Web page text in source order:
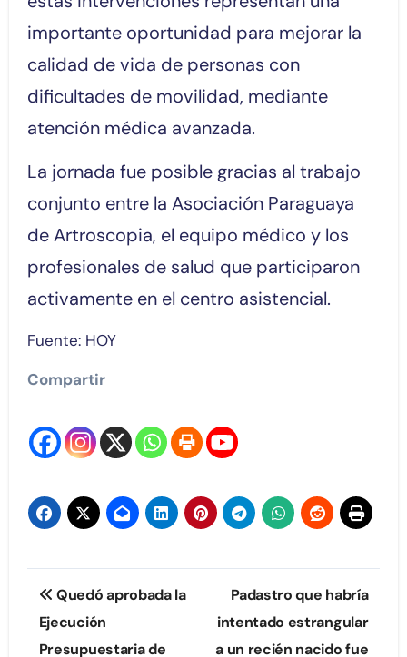
importante oportunidad para mejorar la
calidad de vida de personas con
dificultades de movilidad, mediante
atención médica avanzada.
La jornada fue posible gracias al trabajo
conjunto entre la Asociación Paraguaya
de Artroscopia, el equipo médico y los
profesionales de salud que participaron
activamente en el centro asistencial.
Fuente: HOY
Compartir
Navegación
de
Quedó aprobada la
Ejecución
Presupuestaria de
Padastro que habría
intentado estrangular
a un recién nacido fue